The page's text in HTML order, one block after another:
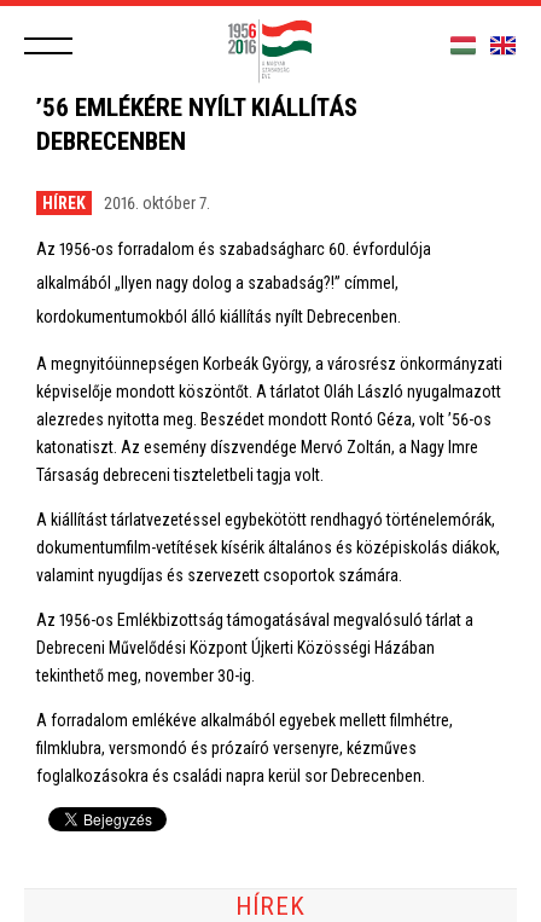
’56 EMLÉKÉRE NYÍLT KIÁLLÍTÁS
DEBRECENBEN
HÍREK 2016. október 7.
Az 1956-os forradalom és szabadságharc 60. évfordulója
alkalmából „Ilyen nagy dolog a szabadság?!” címmel,
kordokumentumokból álló kiállítás nyílt Debrecenben.
A megnyitóünnepségen Korbeák György, a városrész önkormányzati
képviselője mondott köszöntőt. A tárlatot Oláh László nyugalmazott
alezredes nyitotta meg. Beszédet mondott Rontó Géza, volt ’56-os
katonatiszt. Az esemény díszvendége Mervó Zoltán, a Nagy Imre
Társaság debreceni tiszteletbeli tagja volt.
A kiállítást tárlatvezetéssel egybekötött rendhagyó történelemórák,
dokumentumfilm-vetítések kísérik általános és középiskolás diákok,
valamint nyugdíjas és szervezett csoportok számára.
Az 1956-os Emlékbizottság támogatásával megvalósuló tárlat a
Debreceni Művelődési Központ Újkerti Közösségi Házában
tekinthető meg, november 30-ig.
A forradalom emlékéve alkalmából egyebek mellett filmhétre,
filmklubra, versmondó és prózaíró versenyre, kézműves
foglalkozásokra és családi napra kerül sor Debrecenben.
HÍREK